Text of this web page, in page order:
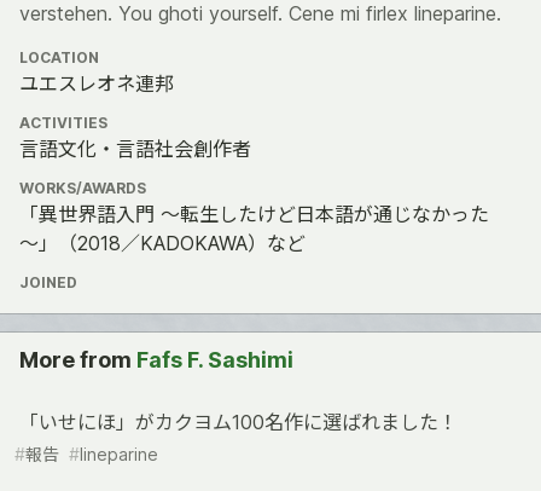
verstehen. You ghoti yourself. Cene mi firlex lineparine.
LOCATION
ユエスレオネ連邦
ACTIVITIES
言語文化・言語社会創作者
WORKS/AWARDS
「異世界語入門 ～転生したけど日本語が通じなかった
～」（2018／KADOKAWA）など
JOINED
More from Fafs F. Sashimi
「いせにほ」がカクヨム100名作に選ばれました！
#報告 #lineparine